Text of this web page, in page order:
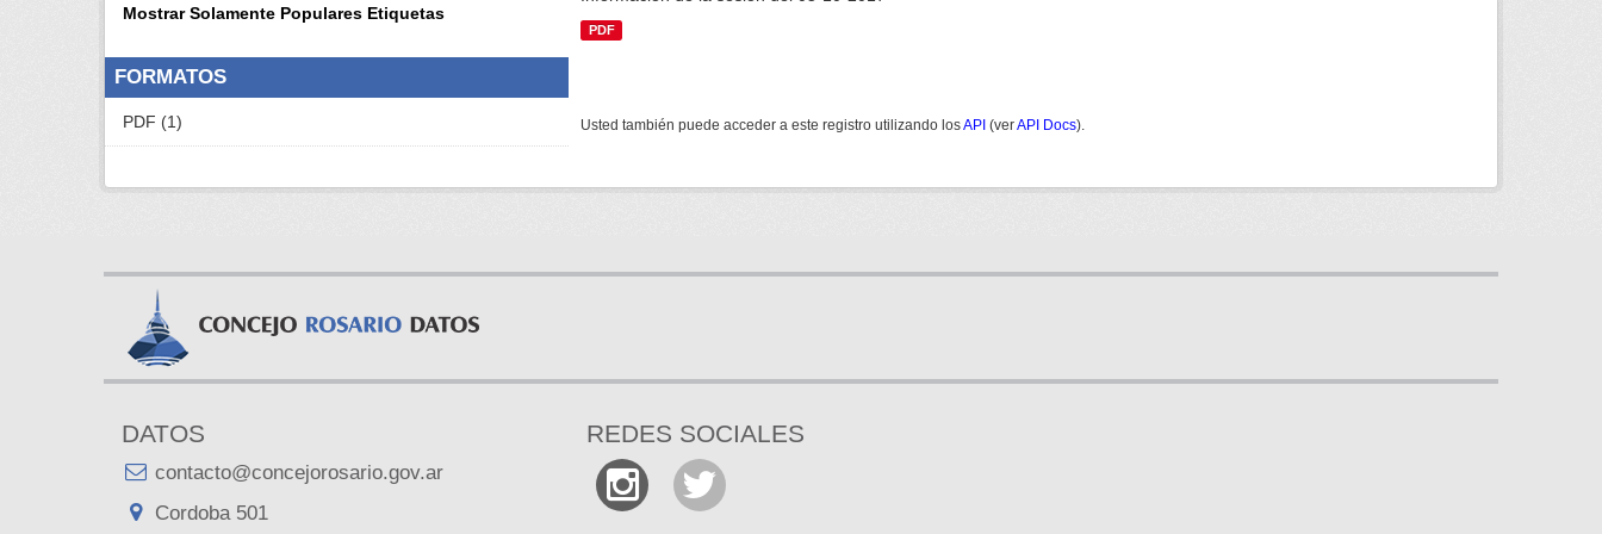
PDF
Usted también puede acceder a este registro utilizando losAPI (verAPI Docs).
Mostrar Solamente Populares Etiquetas
FORMATOS
PDF (1)
DATOS
contacto@concejorosario.gov.ar
Cordoba 501
REDES SOCIALES